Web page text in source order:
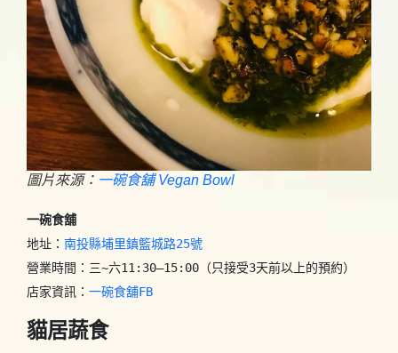
圖片來源： 一碗食舖 Vegan Bowl
一碗食舖
地址： 南投縣埔里鎮籃城路25號
營業時間：三~六11:30–15:00（只接受3天前以上的預約）
店家資訊： 一碗食舖FB
貓居蔬食